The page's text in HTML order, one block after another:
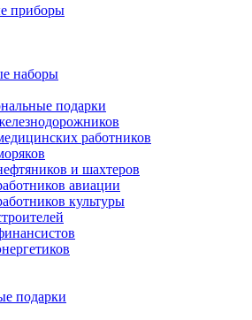
приборы
наборы
подарки
работников
и шахтеров
авиации
культуры
подарки